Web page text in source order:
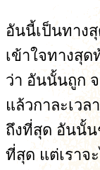
อันนี้เป็นทาง
เข้าใจทางสุ
ว่า อันนั้นถูก
แล้วกาละเว
ถึงที่สุด อันนั้น
ที่สุด แต่เราจ